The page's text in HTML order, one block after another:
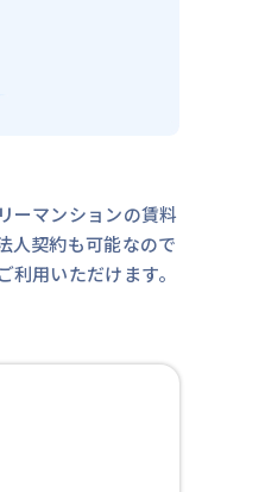
ーマンションの賃料
人契約も可能なので
用いただけます。